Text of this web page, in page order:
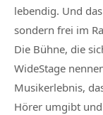
lebendig. Und
sondern frei im
Die Bühne, die
WideStage
Musikerlebnis,
Hörer umgibt